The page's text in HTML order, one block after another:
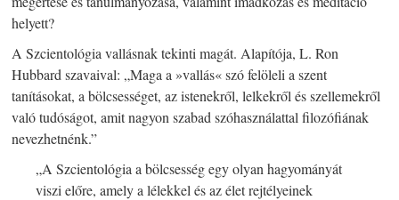
helyett?
A Szcientológia vallásnak tekinti magát. Alapítója, L. Ron
Hubbard szavaival: „Maga a »vallás« szó felöleli a szent
tanításokat, a bölcsességet, az istenekről, lelkekről és szellemekről
való tudóságot, amit nagyon szabad szóhasználattal filozófiának
nevezhetnénk.”
„A Szcientológia a bölcsesség egy olyan hagyományát
viszi előre, amely a lélekkel és az élet rejtélyeinek